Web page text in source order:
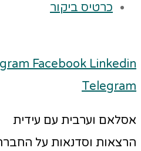
כרטיס ביקור
Facebook Linkedin
Telegram
אסלאם וערבית עם עידית
הרצאות וסדנאות על